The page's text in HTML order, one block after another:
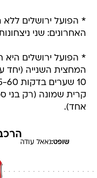
* הפועל ירושלים
האחרונים: שני
* הפועל ירושלים
המחצית השנייה
קרית שמונה (רק בני
אחד).
שופט:נאאל עודה